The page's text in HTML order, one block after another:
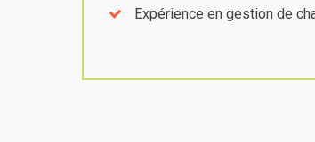
Expérience en gestion de